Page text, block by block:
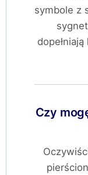
symbole z
Czy